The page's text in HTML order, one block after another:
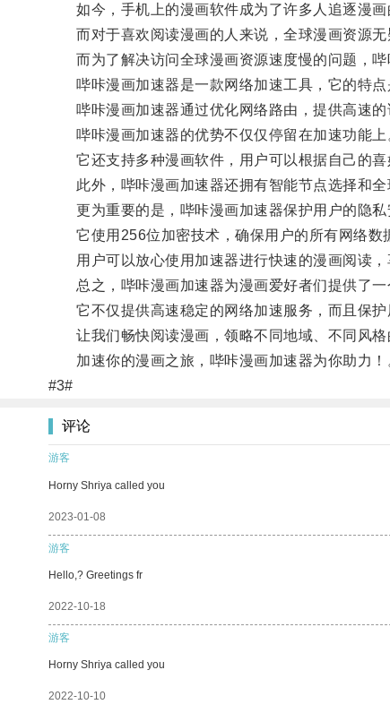
如今，手机上的漫画软件成为了许多人追逐漫画
而对于喜欢阅读漫画的人来说，全球漫画资源无
而为了解决访问全球漫画资源速度慢的问题，哔
哔咔漫画加速器是一款网络加速工具，它的特点
哔咔漫画加速器通过优化网络路由，提供高速的
哔咔漫画加速器的优势不仅仅停留在加速功能上
它还支持多种漫画软件，用户可以根据自己的喜
此外，哔咔漫画加速器还拥有智能节点选择和全
更为重要的是，哔咔漫画加速器保护用户的隐私
它使用256位加密技术，确保用户的所有网络数
用户可以放心使用加速器进行快速的漫画阅读，
总之，哔咔漫画加速器为漫画爱好者们提供了一
它不仅提供高速稳定的网络加速服务，而且保护
让我们畅快阅读漫画，领略不同地域、不同风格
加速你的漫画之旅，哔咔漫画加速器为你助力！
#3#
评论
游客
Horny Shriya called you
2023-01-08
游客
Hello,? Greetings fr
2022-10-18
游客
Horny Shriya called you
2022-10-10